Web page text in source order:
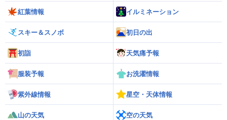
紅葉情報 イルミネーション
スキー＆スノボ 初日の出
初詣 天気痛予報
服装予報 お洗濯情報
紫外線情報 星空・天体情報
山の天気 空の天気